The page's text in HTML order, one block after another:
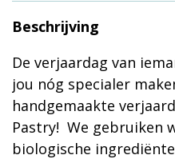
Beschrijving
De verjaardag van
jou nóg specialer
handgemaakte
Pastry! We gebruiken
biologische